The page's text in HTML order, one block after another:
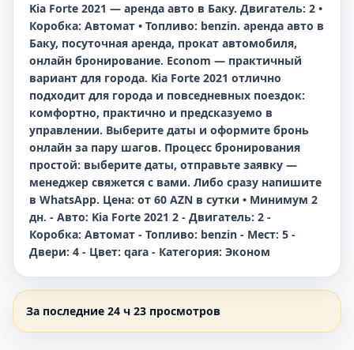
Kia Forte 2021 — аренда авто в Баку. Двигатель: 2 •
Коробка: Автомат • Топливо: benzin. аренда авто в
Баку, посуточная аренда, прокат автомобиля,
онлайн бронирование. Econom — практичный
вариант для города. Kia Forte 2021 отлично
подходит для города и повседневных поездок:
комфортно, практично и предсказуемо в
управлении. Выберите даты и оформите бронь
онлайн за пару шагов. Процесс бронирования
простой: выберите даты, отправьте заявку —
менеджер свяжется с вами. Либо сразу напишите
в WhatsApp. Цена: от 60 AZN в сутки • Минимум 2
дн. - Авто: Kia Forte 2021 2 - Двигатель: 2 -
Коробка: Автомат - Топливо: benzin - Мест: 5 -
Двери: 4 - Цвет: qara - Категория: Эконом
За последние 24 ч 23 просмотров